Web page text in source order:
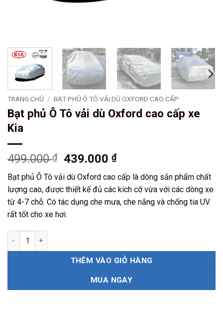
TRANG CHỦ / BẠT PHỦ Ô TÔ VẢI DÙ OXFORD CAO CẤP
Bạt phủ Ô Tô vải dù Oxford cao cấp xe
Kia
499.000₫
Giá
gốc
là:
499.000 ₫.
439.000₫Giá
hiện
tại
là:
439.000 ₫.
Bạt phủ Ô Tô vải dù Oxford cao cấp là dòng sản phẩm chất
lượng cao, được thiết kế đủ các kích cỡ vừa với các dòng xe
từ 4-7 chỗ. Có tác dụng che mưa, che nắng và chống tia UV
rất tốt cho xe hơi.
Bạt phủ Ô Tô vải dù Oxford cao cấp xe Kia số lượng
THÊM VÀO GIỎ HÀNG
MUA NGAY